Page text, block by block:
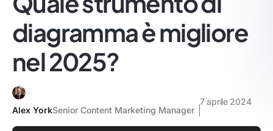
diagramma è migliore
nel 2025?
Alex YorkSenior Content Marketing Manager
7 aprile 2024